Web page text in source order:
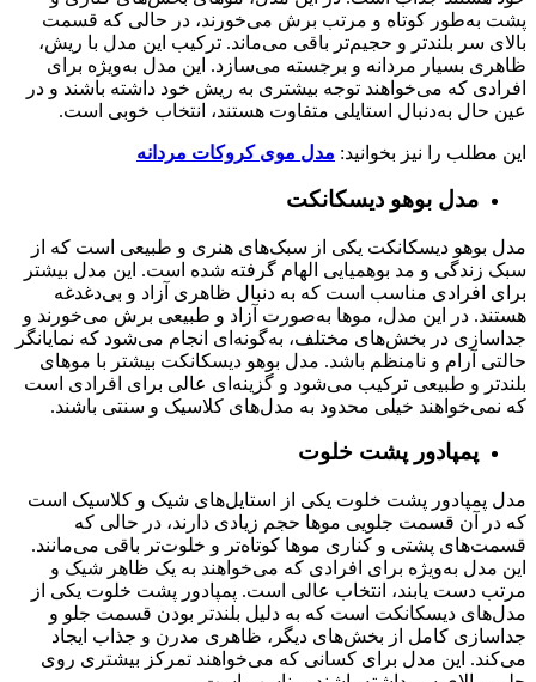
پشت به‌طور کوتاه و مرتب برش می‌خورند، در حالی که قسمت
بالای سر بلندتر و حجیم‌تر باقی می‌ماند. ترکیب این مدل با ریش،
ظاهری بسیار مردانه و برجسته می‌سازد. این مدل به‌ویژه برای
افرادی که می‌خواهند توجه بیشتری به ریش خود داشته باشند و در
عین حال به‌دنبال استایلی متفاوت هستند، انتخاب خوبی است.
این مطلب را نیز بخوانید: مدل موی کروکات مردانه
مدل بوهو دیسکانکت
مدل بوهو دیسکانکت یکی از سبک‌های هنری و طبیعی است که از
سبک زندگی و مد بوهمیایی الهام گرفته شده است. این مدل بیشتر
برای افرادی مناسب است که به دنبال ظاهری آزاد و بی‌دغدغه
هستند. در این مدل، موها به‌صورت آزاد و طبیعی برش می‌خورند و
جداسازی در بخش‌های مختلف، به‌گونه‌ای انجام می‌شود که نمایانگر
حالتی آرام و نامنظم باشد. مدل بوهو دیسکانکت بیشتر با موهای
بلندتر و طبیعی ترکیب می‌شود و گزینه‌ای عالی برای افرادی است
که نمی‌خواهند خیلی محدود به مدل‌های کلاسیک و سنتی باشند.
پمپادور پشت خلوت
مدل پمپادور پشت خلوت یکی از استایل‌های شیک و کلاسیک است
که در آن قسمت جلویی موها حجم زیادی دارند، در حالی که
قسمت‌های پشتی و کناری موها کوتاه‌تر و خلوت‌تر باقی می‌مانند.
این مدل به‌ویژه برای افرادی که می‌خواهند به یک ظاهر شیک و
مرتب دست یابند، انتخاب عالی است. پمپادور پشت خلوت یکی از
مدل‌های دیسکانکت است که به دلیل بلندتر بودن قسمت جلو و
جداسازی کامل از بخش‌های دیگر، ظاهری مدرن و جذاب ایجاد
می‌کند. این مدل برای کسانی که می‌خواهند تمرکز بیشتری روی